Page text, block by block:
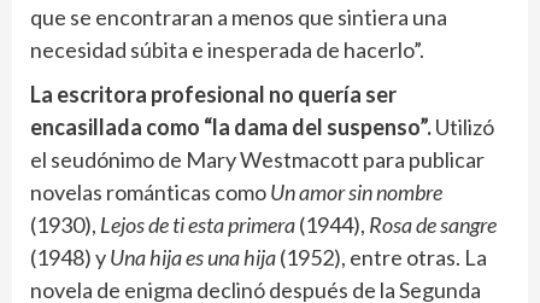
que se encontraran a menos que sintiera una
necesidad súbita e inesperada de hacerlo”.
La escritora profesional no quería ser
encasillada como “la dama del suspenso”.Utilizó
el seudónimo de Mary Westmacott para publicar
novelas románticas comoUn amor sin nombre
(1930), Lejos de ti esta primera(1944), Rosa de sangre
(1948) yUna hija es una hija(1952), entre otras. La
novela de enigma declinó después de la Segunda